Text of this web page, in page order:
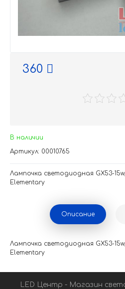
360
В наличии
Артикул: 00010765
Лампочка светодиодная GX53-
Elementary
Описание
Лампочка светодиодная GX53-
Elementary
LED Центр - Магазин